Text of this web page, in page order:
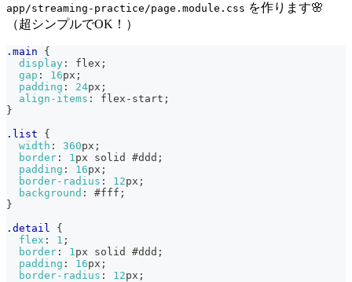
app/streaming-practice/page.module.css を作ります🌸
（超シンプルでOK！）
.main
{
display : flex ;
gap : 16px ;
padding : 24px ;
align-items : flex-start ;
}
.list
{
width : 360px ;
border : 1px solid #ddd ;
padding : 16px ;
border-radius : 12px ;
background : #fff ;
}
.detail
{
flex : 1 ;
border : 1px solid #ddd ;
padding : 16px ;
border-radius : 12px ;